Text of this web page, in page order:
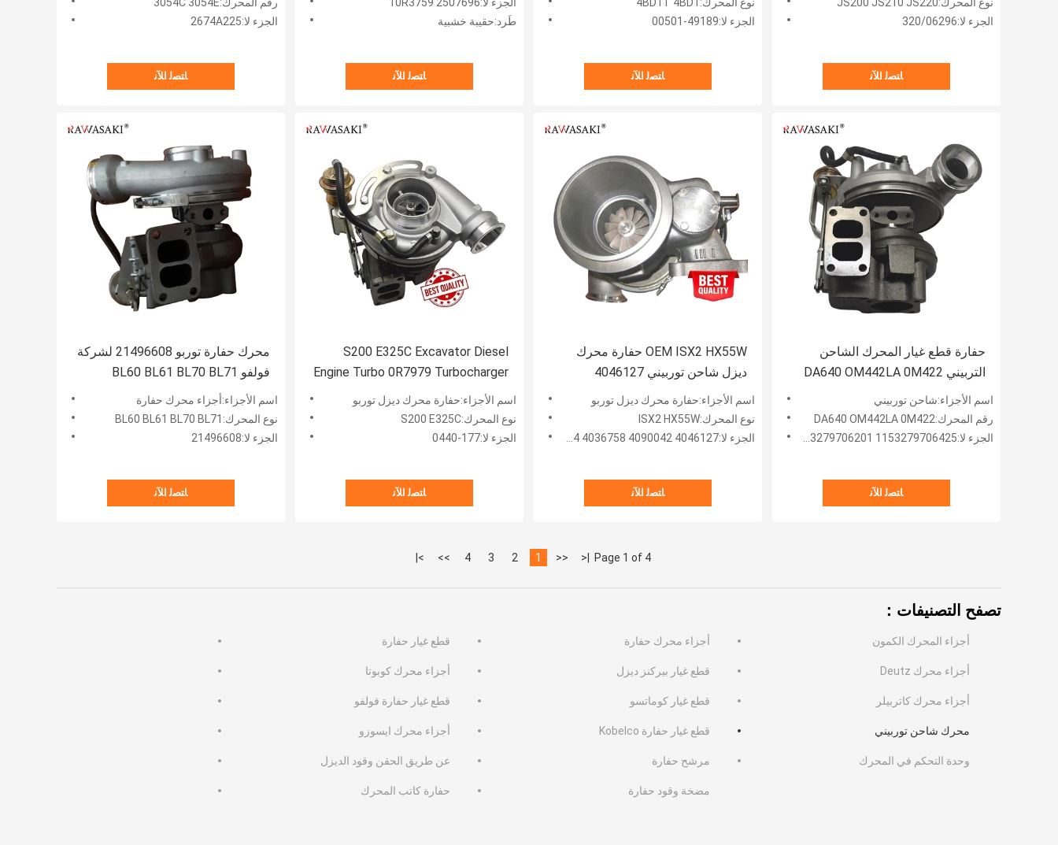
رقم المحرك:3054C 3054E
الجزء لا:2674A225
ﺎﺘﺼﻟ ﺍﻶﻧ
الجزء لا:2507696 10R3759
طَرد:حقيبة خشبية
ﺎﺘﺼﻟ ﺍﻶﻧ
نوع المحرك:4BD1T 4BD1
الجزء لا:49189-00501
ﺎﺘﺼﻟ ﺍﻶﻧ
نوع المحرك:JS200 JS210 JS220
الجزء لا:320/06296
ﺎﺘﺼﻟ ﺍﻶﻧ
محرك حفارة توربو 21496608 لشركة
فولفو BL60 BL61 BL70 BL71
اسم الأجزاء:أجزاء محرك حفارة
نوع المحرك:BL60 BL61 BL70 BL71
الجزء لا:21496608
ﺎﺘﺼﻟ ﺍﻶﻧ
S200 E325C Excavator Diesel
Engine Turbo 0R7979 Turbocharger
177-0440
اسم الأجزاء:حفارة محرك ديزل توربو
نوع المحرك:S200 E325C
الجزء لا:177-0440
ﺎﺘﺼﻟ ﺍﻶﻧ
OEM ISX2 HX55W حفارة محرك
ديزل شاحن توربيني 4046127
4090042 4036758 4040844
4040845 4040846
اسم الأجزاء:حفارة محرك ديزل توربو
نوع المحرك:ISX2 HX55W
الجزء لا:4046127 4090042 4036758 4040844 4040845 4040846
ﺎﺘﺼﻟ ﺍﻶﻧ
حفارة قطع غيار المحرك الشاحن
التربيني DA640 OM442LA 0M422
1153279706425 53279706201
53279706203 53279706206
اسم الأجزاء:شاحن توربيني
رقم المحرك:DA640 OM442LA 0M422
الجزء لا:1153279706425 53279706201 53279706203 53279706206
ﺎﺘﺼﻟ ﺍﻶﻧ
Page 1 of 4
|<
<<
1
2
3
4
>>
>|
تصفح التصنيفات：
قطع غيار حفارة أجزاء محرك حفارة أجزاء المحرك الكمون
أجزاء محرك كوبوتا قطع غيار بيركنز ديزل أجزاء محرك Deutz
قطع غيار حفارة فولفو قطع غيار كوماتسو أجزاء محرك كاتربيلر
أجزاء محرك ايسوزو قطع غيار حفارة Kobelco محرك شاحن توربيني
عن طريق الحقن وقود الديزل مرشح حفارة وحدة التحكم في المحرك
حفارة كاتب المحرك مضخة وقود حفارة